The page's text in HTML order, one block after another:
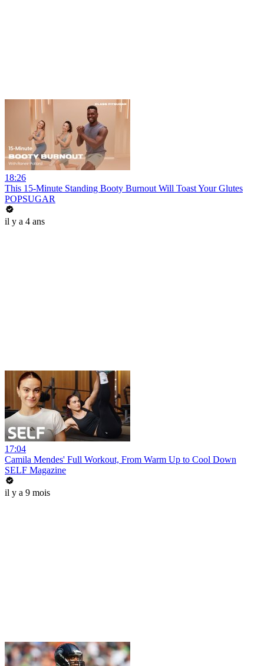
18:26
This 15-Minute Standing Booty Burnout Will Toast Your Glutes
POPSUGAR
il y a 4 ans
17:04
Camila Mendes' Full Workout, From Warm Up to Cool Down
SELF Magazine
il y a 9 mois